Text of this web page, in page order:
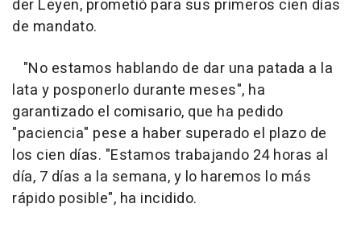
der Leyen, prometió para sus primeros cien días
de mandato.
"No estamos hablando de dar una patada a la
lata y posponerlo durante meses", ha
garantizado el comisario, que ha pedido
"paciencia" pese a haber superado el plazo de
los cien días. "Estamos trabajando 24 horas al
día, 7 días a la semana, y lo haremos lo más
rápido posible", ha incidido.